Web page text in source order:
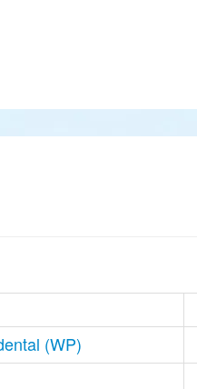
(WP)